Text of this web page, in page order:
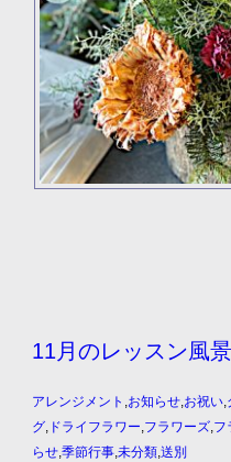
11月のレッスン風景
アレンジメント ,お知らせ,お祝い,
グ,ドライフラワー,フラワーズ,フ
らせ,季節行事,未分類,送別